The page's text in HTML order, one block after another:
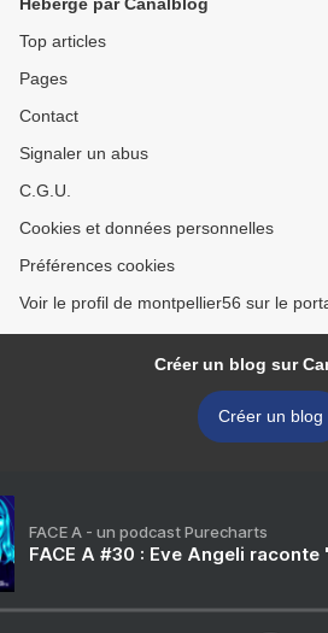
Top articles
Pages
Contact
Signaler un abus
C.G.U.
Cookies et données personnelles
Préférences cookies
Voir le profil de montpellier56 sur le
Créer un blog sur
Créer un blog
FACE A - un podcast Purecharts
FACE A #30 : Eve Angeli